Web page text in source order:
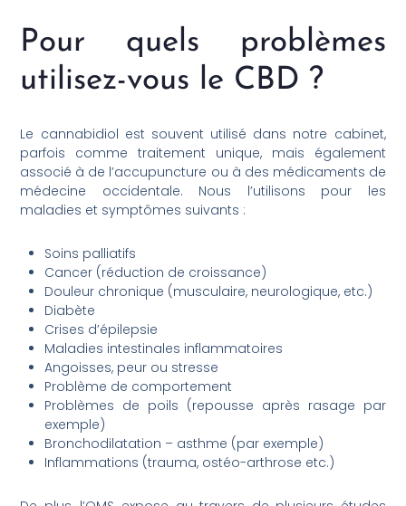
Pour quels problèmes
utilisez-vous le CBD ?
Le cannabidiol est souvent utilisé dans notre cabinet,
parfois comme traitement unique, mais également
associé à de l’accupuncture ou à des médicaments de
médecine occidentale. Nous l’utilisons pour les
maladies et symptômes suivants :
Soins palliatifs
Cancer (réduction de croissance)
Douleur chronique (musculaire, neurologique, etc.)
Diabète
Crises d’épilepsie
Maladies intestinales inflammatoires
Angoisses, peur ou stresse
Problème de comportement
Problèmes de poils (repousse après rasage par
exemple)
Bronchodilatation – asthme (par exemple)
Inflammations (trauma, ostéo-arthrose etc.)